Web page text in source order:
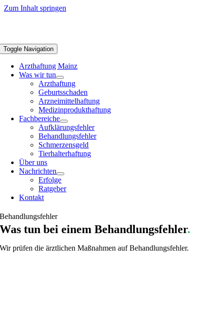
Zum Inhalt springen
Toggle Navigation
Arzthaftung Mainz
Was wir tun
Arzthaftung
Geburtsschaden
Arzneimittelhaftung
Medizinprodukthaftung
Fachbereiche
Aufklärungsfehler
Behandlungsfehler
Schmerzensgeld
Tierhalterhaftung
Über uns
Nachrichten
Erfolge
Ratgeber
Kontakt
Behandlungsfehler
Was tun bei einem Behandlungsfehler.
Wir prüfen die ärztlichen Maßnahmen auf Behandlungsfehler.